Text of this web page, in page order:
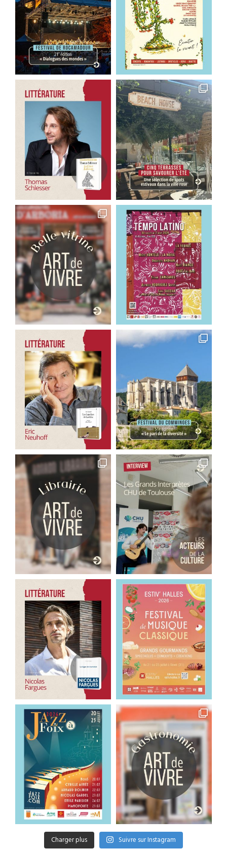
Charger plus Suivre sur Instagram